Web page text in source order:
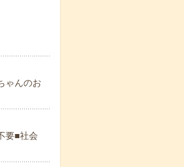
ゃんのお
要■社会